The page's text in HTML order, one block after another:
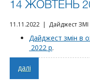
14 ЖОВТЕНЬ
11.11.2022 | Дайджест ЗМІ
Дайджест змін в
2022 р.
далі